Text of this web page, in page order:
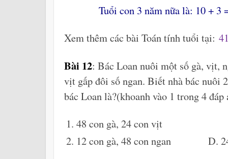
Tuổi con 3 năm nữa là: 10 + 3
Xem thêm các bài Toán tính tuổi tại:
Bài 12: Bác Loan nuôi một số gà, vịt,
vịt gấp đôi số ngan. Biết nhà bác nuôi
bác Loan là?(khoanh vào 1 trong 4 đáp
48 con gà, 24 con vịt B.
12 con gà, 48 con ngan D.